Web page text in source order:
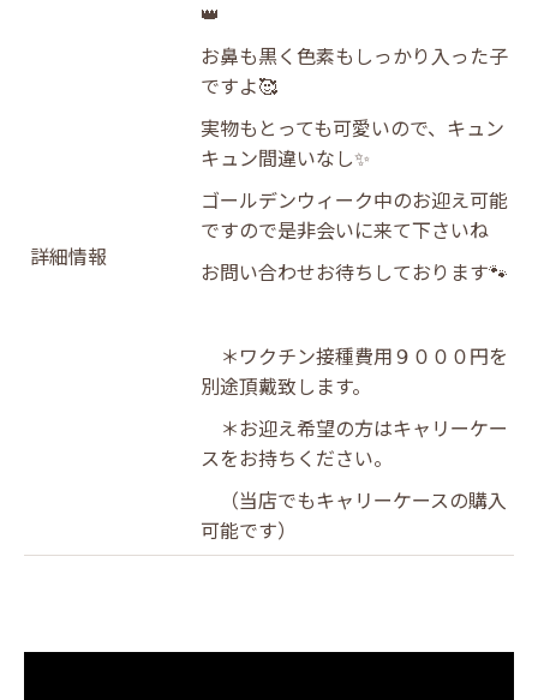
詳細情報
👑
お鼻も黒く色素もしっかり入った子
ですよ🥰
実物もとっても可愛いので、キュン
キュン間違いなし✨
ゴールデンウィーク中のお迎え可能
ですので是非会いに来て下さいね
お問い合わせお待ちしております🐾
＊ワクチン接種費用９０００円を
別途頂戴致します。
＊お迎え希望の方はキャリーケー
スをお持ちください。
（当店でもキャリーケースの購入
可能です）